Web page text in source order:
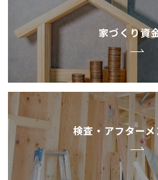
家づくり資
検査・アフター